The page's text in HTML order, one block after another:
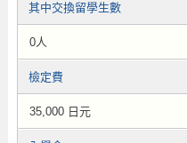
其中交換留學生數
0人
檢定費
35,000 日元